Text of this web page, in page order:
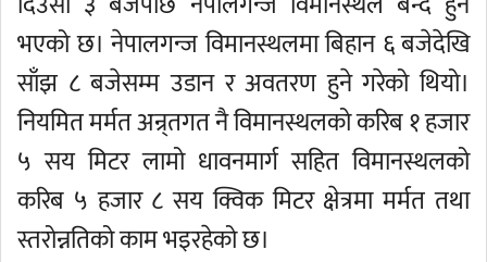
भएको छ। नेपालगन्ज विमानस्थलमा बिहान ६ बजेदेखि
साँझ ८ बजेसम्म उडान र अवतरण हुने गरेको थियो।
नियमित मर्मत अन्र्तगत नै विमानस्थलको करिब १ हजार
५ सय मिटर लामो धावनमार्ग सहित विमानस्थलको
करिब ५ हजार ८ सय क्विक मिटर क्षेत्रमा मर्मत तथा
स्तरोन्नतिको काम भइरहेको छ।